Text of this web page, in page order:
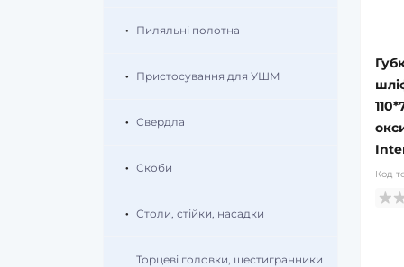
Пиляльні полотна
Пристосування для УШМ
Свердла
Скоби
Столи, стійки, насадки
Торцеві головки, шестигранники
Код